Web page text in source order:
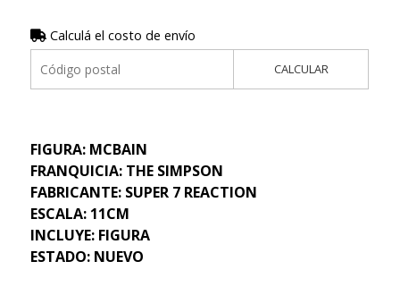
Calculá el costo de envío
CALCULAR
FIGURA: MCBAIN
FRANQUICIA: THE SIMPSON
FABRICANTE: SUPER 7 REACTION
ESCALA: 11CM
INCLUYE: FIGURA
ESTADO: NUEVO